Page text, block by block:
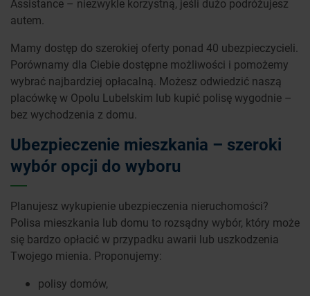
Assistance – niezwykle korzystną, jeśli dużo podróżujesz
autem.
Mamy dostęp do szerokiej oferty ponad 40 ubezpieczycieli.
Porównamy dla Ciebie dostępne możliwości i pomożemy
wybrać najbardziej opłacalną. Możesz odwiedzić naszą
placówkę w Opolu Lubelskim lub kupić polisę wygodnie –
bez wychodzenia z domu.
Ubezpieczenie mieszkania – szeroki
wybór opcji do wyboru
Planujesz wykupienie ubezpieczenia nieruchomości?
Polisa mieszkania lub domu to rozsądny wybór, który może
się bardzo opłacić w przypadku awarii lub uszkodzenia
Twojego mienia. Proponujemy:
polisy domów,